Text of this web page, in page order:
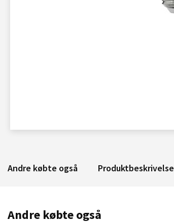
Andre købte også Produktbeskrivelse
Andre købte også